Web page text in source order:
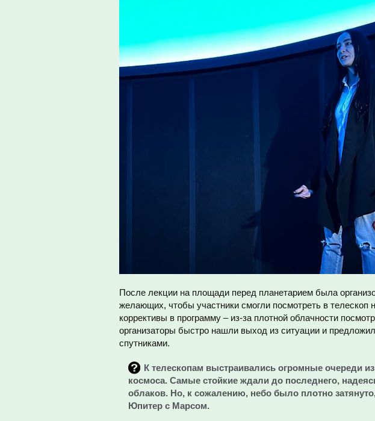
После лекции на площади перед планетарием была
желающих, чтобы участники смогли посмотреть в телескоп
коррективы в программу – из-за плотной облачности
организаторы быстро нашли выход из ситуации и
спутниками.
К телескопам выстраивались огромные очереди
космоса. Самые стойкие ждали до последнего,
облаков. Но, к сожалению, небо было плотно
Юпитер с Марсом.